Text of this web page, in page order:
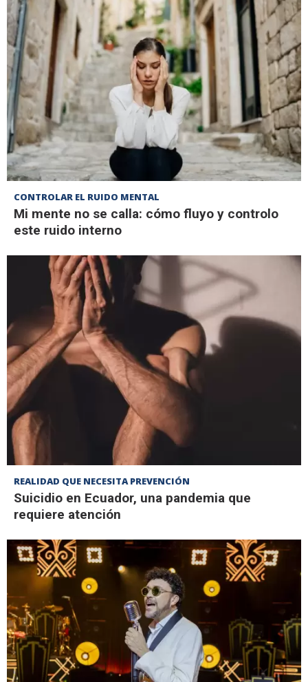
CONTROLAR EL RUIDO MENTAL
Mi mente no se calla: cómo fluyo y controlo
este ruido interno
REALIDAD QUE NECESITA PREVENCIÓN
Suicidio en Ecuador, una pandemia que
requiere atención